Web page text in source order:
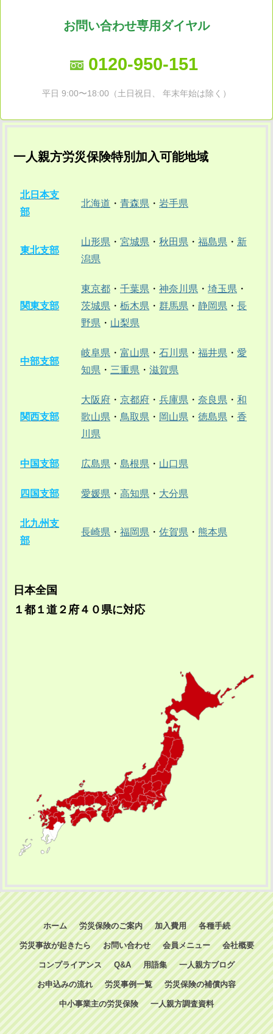
お問い合わせ専用ダイヤル
0120-950-151
平日 9:00〜18:00（土日祝日、 年末年始は除く）
一人親方労災保険特別加入可能地域
北日本支
部
北海道 ・ 青森県 ・ 岩手県
東北支部
山形県 ・ 宮城県 ・ 秋田県 ・ 福島県 ・ 新
潟県
関東支部
東京都 ・ 千葉県 ・ 神奈川県 ・ 埼玉県 ・
茨城県 ・ 栃木県 ・ 群馬県 ・ 静岡県 ・ 長
野県 ・ 山梨県
中部支部
岐阜県 ・ 富山県 ・ 石川県 ・ 福井県 ・ 愛
知県 ・ 三重県 ・ 滋賀県
関西支部
大阪府 ・ 京都府 ・ 兵庫県 ・ 奈良県 ・ 和
歌山県 ・ 鳥取県 ・ 岡山県 ・ 徳島県 ・ 香
川県
中国支部 広島県 ・ 島根県 ・ 山口県
四国支部 愛媛県 ・ 高知県 ・ 大分県
北九州支
部
長崎県 ・ 福岡県 ・ 佐賀県 ・ 熊本県
日本全国
１都１道２府４０県に対応
ホーム 労災保険のご案内 加入費用 各種手続
労災事故が起きたら お問い合わせ 会員メニュー 会社概要
コンプライアンス Q&A 用語集 一人親方ブログ
お申込みの流れ 労災事例一覧 労災保険の補償内容
中小事業主の労災保険 一人親方調査資料